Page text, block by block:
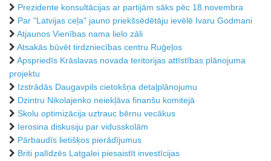
Prezidente konsultācijas ar partijām sāks pēc 18.novembra
Par "Latvijas ceļa" jauno priekšsēdētāju ievēlē Ivaru Godmani
Atjaunos Vienības nama lielo zāli
Atsakās būvēt tirdzniecības centru Ruģeļos
Apspriedīs Krāslavas novada teritorijas attīstības plānojuma
projektu
Izstrādās Daugavpils cietokšņa detaļplānojumu
Dzintru Nikolajenko neiekļāva finanšu komitejā
Skolu optimizācija uztrauc bērnu vecākus
Ierosina diskusiju par vidusskolām
Pārbaudīs lietišķos pierādījumus
Briti palīdzēs Latgalei piesaistīt investīcijas